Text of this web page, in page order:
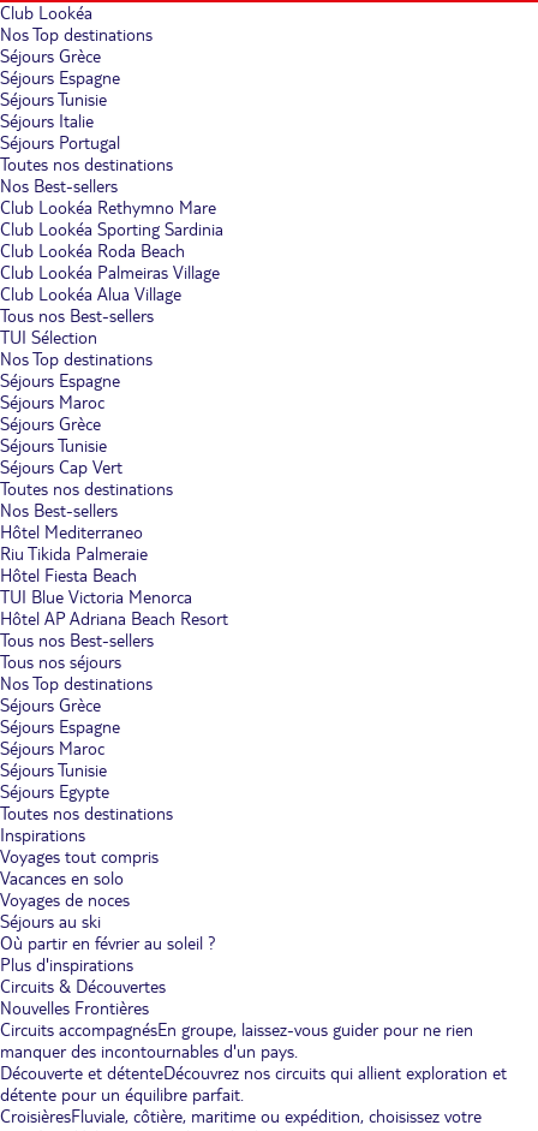
Club Lookéa
Nos Top destinations
Séjours Grèce
Séjours Espagne
Séjours Tunisie
Séjours Italie
Séjours Portugal
Toutes nos destinations
Nos Best-sellers
Club Lookéa Rethymno Mare
Club Lookéa Sporting Sardinia
Club Lookéa Roda Beach
Club Lookéa Palmeiras Village
Club Lookéa Alua Village
Tous nos Best-sellers
TUI Sélection
Nos Top destinations
Séjours Espagne
Séjours Maroc
Séjours Grèce
Séjours Tunisie
Séjours Cap Vert
Toutes nos destinations
Nos Best-sellers
Hôtel Mediterraneo
Riu Tikida Palmeraie
Hôtel Fiesta Beach
TUI Blue Victoria Menorca
Hôtel AP Adriana Beach Resort
Tous nos Best-sellers
Tous nos séjours
Nos Top destinations
Séjours Grèce
Séjours Espagne
Séjours Maroc
Séjours Tunisie
Séjours Egypte
Toutes nos destinations
Inspirations
Voyages tout compris
Vacances en solo
Voyages de noces
Séjours au ski
Où partir en février au soleil ?
Plus d'inspirations
Circuits & Découvertes
Nouvelles Frontières
Circuits accompagnésEn groupe, laissez-vous guider pour ne rien
manquer des incontournables d'un pays.
Découverte et détenteDécouvrez nos circuits qui allient exploration et
détente pour un équilibre parfait.
CroisièresFluviale, côtière, maritime ou expédition, choisissez votre